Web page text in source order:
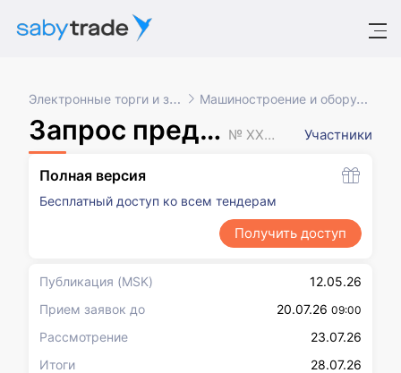
Электронные торги и закупки Машиностроение и оборудование
Запрос предложений № XXXXXXX Участники
Полная версия
Бесплатный доступ ко всем тендерам
Получить доступ
Публикация (MSK)
12.05.26
Прием заявок до
20.07.26 09:00
Рассмотрение
23.07.26
Итоги
28.07.26